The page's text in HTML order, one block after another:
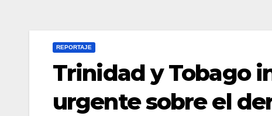
REPORTAJE
Trinidad y Tobago
urgente sobre el